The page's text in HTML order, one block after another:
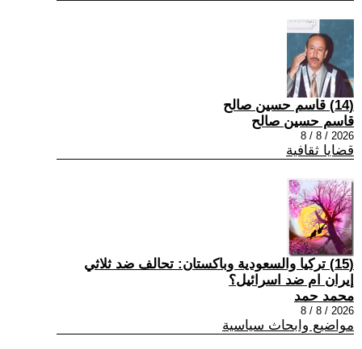
(14) قاسم حسين صالح
قاسم حسين صالح
2026 / 8 / 8
قضايا ثقافية
(15) تركيا والسعودية وباكستان: تحالف ضد ثلاثي
إيران ام ضد اسرائيل؟
محمد حمد
2026 / 8 / 8
مواضيع وابحاث سياسية